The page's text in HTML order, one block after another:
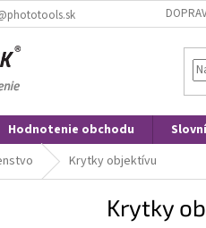
Hodnotenie obchodu
Krytky objektívu
Krytky